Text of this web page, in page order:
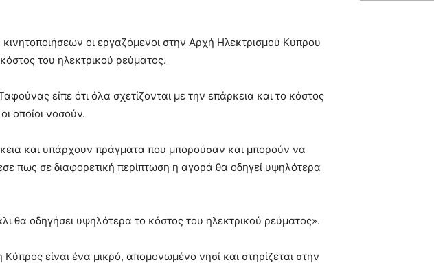
οι εργαζόμενοι στην Αρχή Ηλεκτρισμού Κύπρου
του ηλεκτρικού ρεύματος.
είπε ότι όλα σχετίζονται με την επάρκεια και το κόστος
οποίοι νοσούν.
και υπάρχουν πράγματα που μπορούσαν και μπορούν να
πως σε διαφορετική περίπτωση η αγορά θα οδηγεί υψηλότερα
θα οδηγήσει υψηλότερα το κόστος του ηλεκτρικού ρεύματος».
είναι ένα μικρό, απομονωμένο νησί και στηρίζεται στην